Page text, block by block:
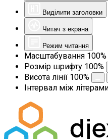
Виділити заголовки
Читач з екрана
Режим читання
Масштабування 100%
Розмір шрифту 100%
Висота лінії 100%
Інтервал між